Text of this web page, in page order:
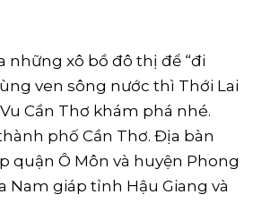
xô bồ đô thị để “đi
ven sông nước thì Thới Lai
Cần Thơ khám phá nhé.
phố Cần Thơ. Địa bàn
quận Ô Môn và huyện Phong
Nam giáp tỉnh Hậu Giang và